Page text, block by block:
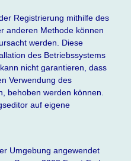
Registrierung mithilfe des
anderen Methode können
werden. Diese
des Betriebssystems
nicht garantieren, dass
Verwendung des
behoben werden können.
auf eigene
Umgebung angewendet